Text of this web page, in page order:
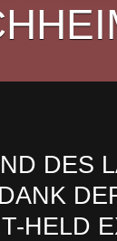
DES
HELD